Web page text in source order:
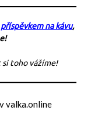
na kávu,
si toho vážíme!
valka.online